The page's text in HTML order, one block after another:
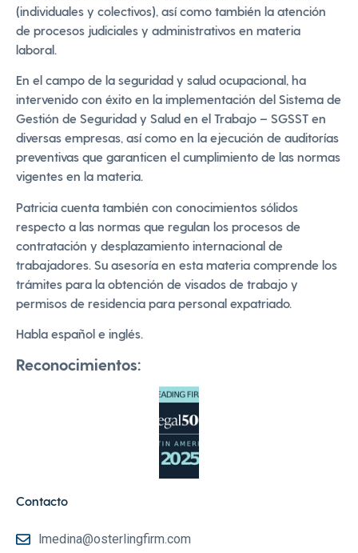
(individuales y colectivos), así como también la atención
de procesos judiciales y administrativos en materia
laboral.
En el campo de la seguridad y salud ocupacional, ha
intervenido con éxito en la implementación del Sistema de
Gestión de Seguridad y Salud en el Trabajo – SGSST en
diversas empresas, así como en la ejecución de auditorías
preventivas que garanticen el cumplimiento de las normas
vigentes en la materia.
Patricia cuenta también con conocimientos sólidos
respecto a las normas que regulan los procesos de
contratación y desplazamiento internacional de
trabajadores. Su asesoría en esta materia comprende los
trámites para la obtención de visados de trabajo y
permisos de residencia para personal expatriado.
Habla español e inglés.
Reconocimientos:
Contacto
lmedina@osterlingfirm.com